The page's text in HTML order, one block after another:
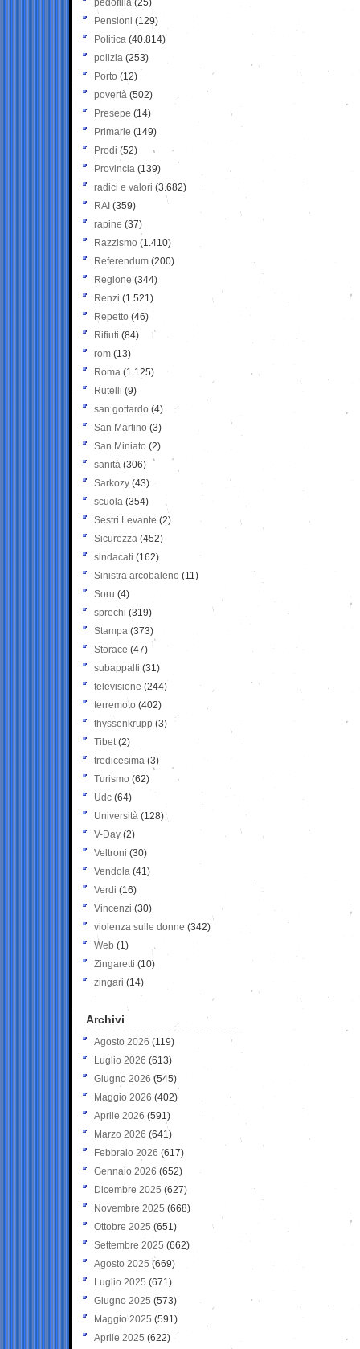
pedofilia (25)
Pensioni (129)
Politica (40.814)
polizia (253)
Porto (12)
povertà (502)
Presepe (14)
Primarie (149)
Prodi (52)
Provincia (139)
radici e valori (3.682)
RAI (359)
rapine (37)
Razzismo (1.410)
Referendum (200)
Regione (344)
Renzi (1.521)
Repetto (46)
Rifiuti (84)
rom (13)
Roma (1.125)
Rutelli (9)
san gottardo (4)
San Martino (3)
San Miniato (2)
sanità (306)
Sarkozy (43)
scuola (354)
Sestri Levante (2)
Sicurezza (452)
sindacati (162)
Sinistra arcobaleno (11)
Soru (4)
sprechi (319)
Stampa (373)
Storace (47)
subappalti (31)
televisione(244)
terremoto (402)
thyssenkrupp (3)
Tibet(2)
tredicesima (3)
Turismo (62)
Udc (64)
Università (128)
V-Day (2)
Veltroni (30)
Vendola (41)
Verdi (16)
Vincenzi (30)
violenza sulle donne (342)
Web (1)
Zingaretti (10)
zingari (14)
Archivi
Agosto 2026 (119)
Luglio 2026 (613)
Giugno 2026 (545)
Maggio 2026 (402)
Aprile 2026 (591)
Marzo 2026 (641)
Febbraio 2026 (617)
Gennaio 2026 (652)
Dicembre 2025 (627)
Novembre 2025 (668)
Ottobre 2025 (651)
Settembre 2025 (662)
Agosto 2025 (669)
Luglio 2025 (671)
Giugno 2025 (573)
Maggio 2025 (591)
Aprile 2025 (622)